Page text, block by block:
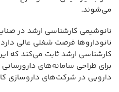
می‌شوند.
نانوشیمی کارشناسی ارشد در
نانوداروها فرصت شغلی عالی دارد.
کارشناسی ارشد ثابت می‌کند که
برای طراحی سامانه‌های
دارویی در شرکت‌های داروسازی